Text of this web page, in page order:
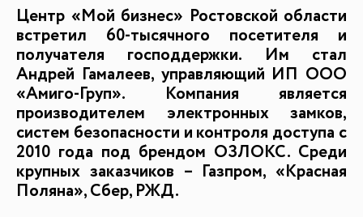
БАЗА ЗНАНИЙ
Видеоуроки и курсы
Вдохновиться
Центр «Мой бизнес» Ростовской области
встретил 60-тысячного посетителя и
получателя господдержки. Им стал
Андрей Гамалеев, управляющий ИП ООО
«Амиго-Груп». Компания является
производителем электронных замков,
систем безопасности и контроля доступа с
2010 года под брендом ОЗЛОКС. Среди
крупных заказчиков – Газпром, «Красная
Поляна», Сбер, РЖД.